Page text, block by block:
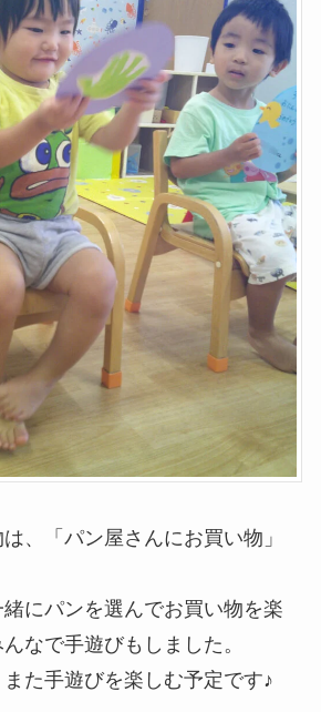
、「パン屋さんにお買い物」
にパンを選んでお買い物を楽
なで手遊びもしました。
た手遊びを楽しむ予定です♪